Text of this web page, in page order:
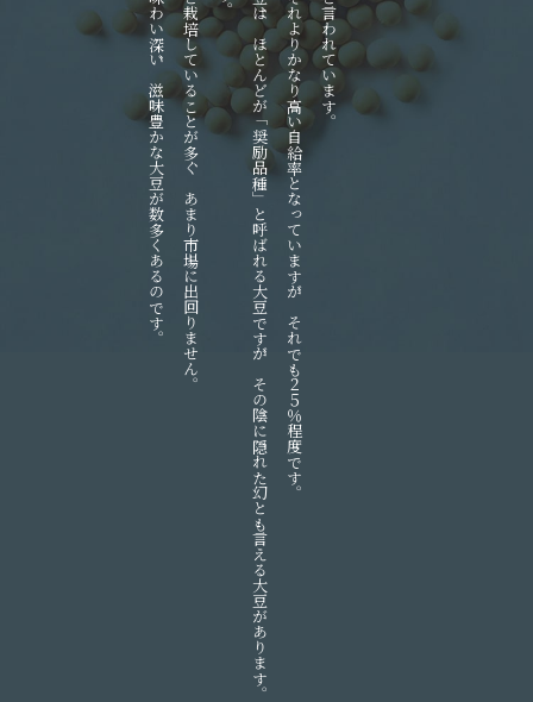
その自給率を支えている国産大豆は、ほとんどが「奨励品種」と呼ばれる大豆ですが、その陰に隠れた幻とも言える大豆があります。